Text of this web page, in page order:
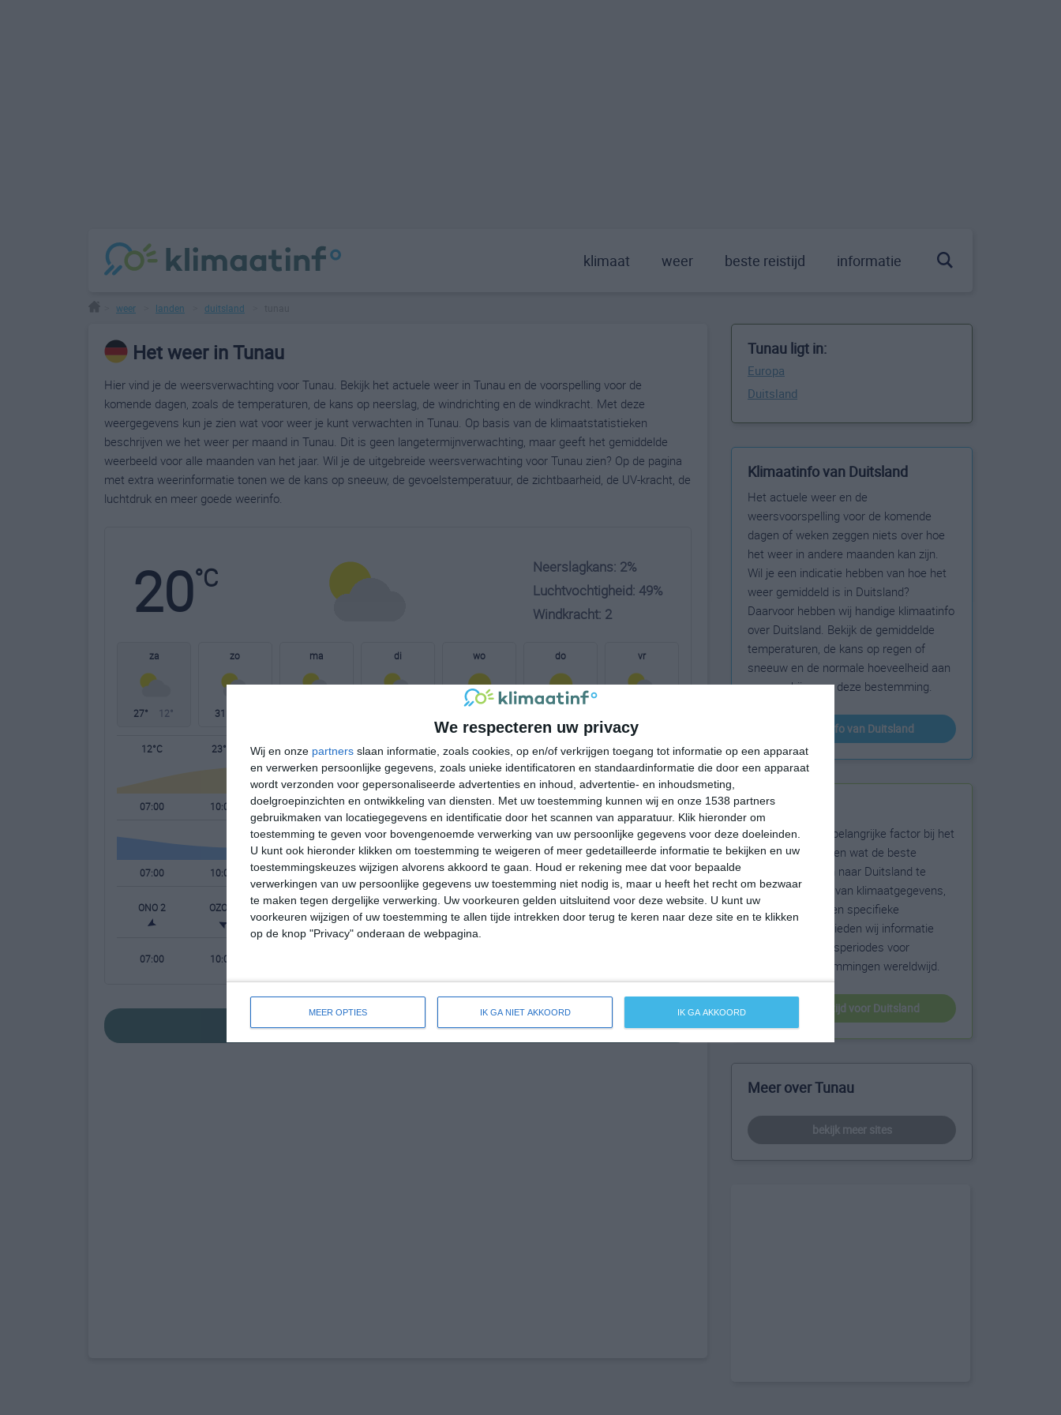
We respecteren uw privacy
Wij en onze partners slaan informatie, zoals cookies, op en/of verkrijgen toegang tot informatie op een apparaat
en verwerken persoonlijke gegevens, zoals unieke identificatoren en standaardinformatie die door een apparaat
wordt verzonden voor gepersonaliseerde advertenties en inhoud, advertentie- en inhoudsmeting,
doelgroepinzichten en ontwikkeling van diensten.
Met uw toestemming kunnen wij en onze 1538 partners
gebruikmaken van locatiegegevens en identificatie door het scannen van apparatuur. Klik hieronder om
toestemming te geven voor bovengenoemde verwerking van uw persoonlijke gegevens voor deze doeleinden.
U kunt ook hieronder klikken om toestemming te weigeren of meer gedetailleerde informatie te bekijken en uw
toestemmingskeuzes wijzigen alvorens akkoord te gaan.
Houd er rekening mee dat voor bepaalde
verwerkingen van uw persoonlijke gegevens uw toestemming niet nodig is, maar u heeft het recht om bezwaar
te maken tegen dergelijke verwerking. Uw voorkeuren gelden uitsluitend voor deze website. U kunt uw
voorkeuren wijzigen of uw toestemming te allen tijde intrekken door terug te keren naar deze site en te klikken
op de knop "Privacy" onderaan de webpagina.
MEER OPTIES IK GA NIET AKKOORD IK GA AKKOORD
klimaat weer beste reistijd informatie
weer landen duitsland
Het weer in Tunau
Hier vind je de weersverwachting voor Tunau. Bekijk het actuele weer in Tunau en de voorspelling voor de
komende dagen, zoals de temperaturen, de kans op neerslag, de windrichting en de windkracht. Met deze
weergegevens kun je zien wat voor weer je kunt verwachten in Tunau. Op basis van de klimaatstatistieken
beschrijven we het weer per maand in Tunau. Dit is geen langetermijnverwachting, maar geeft het gemiddelde
weerbeeld voor alle maanden van het jaar. Wil je de uitgebreide weersverwachting voor Tunau zien? Op de pagina
met extra weerinformatie tonen we de kans op sneeuw, de gevoelstemperatuur, de zichtbaarheid, de UV-kracht, de
luchtdruk en meer goede weerinfo.
20°C
Neerslagkans: 2%
Luchtvochtigheid: 49%
Windkracht: 2
za
27° 12°
zo
31°
ma di wo do vr
12°C 23°C 27°C 27°C 26°C 18°C 17°C 16°C
07:00 10:00 13:00 16:00 19:00 22:00 01:00 04:00
07:00 10:00 13:00 16:00 19:00 22:00 01:00 04:00
ONO 2 OZO 1 ZZW 1 NW 2 NNW 2 O 2 OZO 1 O 2
07:00 10:00
bekijk de uitgebreide weersverwachting voor Tunau
Tunau ligt in:
Europa
Duitsland
Klimaatinfo van Duitsland
Het actuele weer en de
weersvoorspelling voor de komende
dagen of weken zeggen niets over hoe
het weer in andere maanden kan zijn.
Wil je een indicatie hebben van hoe het
weer gemiddeld is in Duitsland?
Daarvoor hebben wij handige klimaatinfo
over Duitsland. Bekijk de gemiddelde
temperaturen, de kans op regen of
sneeuw en de normale hoeveelheid aan
zonneschijn voor deze bestemming.
klimaatinfo van Duitsland
Beste reistijd
Het weer is een belangrijke factor bij het
reizen. Wil je weten wat de beste
maanden zijn om naar Duitsland te
reizen? Op basis van klimaatgegevens,
weersextremen en specifieke
weerinformatie bieden wij informatie
over de beste reisperiodes voor
duizenden bestemmingen wereldwijd.
beste reistijd voor Duitsland
Meer over Tunau
bekijk meer sites